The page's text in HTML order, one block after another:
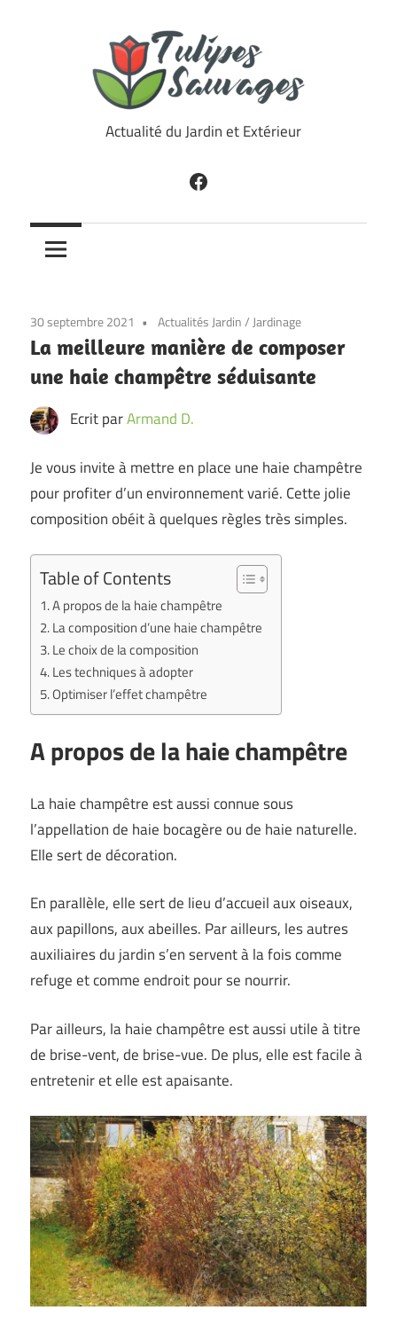
TulipesActualité du Jardin et Extérieur
Facebook
30 septembre 2021 Actualités Jardin/Jardinage
La meilleure manière de composer
une haie champêtre séduisante
Ecrit parArmand D.
Je vous invite à mettre en place une haie champêtre
pour profiter d’un environnement varié. Cette jolie
composition obéit à quelques règles très simples.
Table of Contents
A propos de la haie champêtre
La composition d’une haie champêtre
Le choix de la composition
Les techniques à adopter
Optimiser l’effet champêtre
A propos de la haie champêtre
La haie champêtre est aussi connue sous
l’appellation de haie bocagère ou de haie naturelle.
Elle sert de décoration.
En parallèle, elle sert de lieu d’accueil aux oiseaux,
aux papillons, aux abeilles. Par ailleurs, les autres
auxiliaires du jardin s’en servent à la fois comme
refuge et comme endroit pour se nourrir.
Par ailleurs, la haie champêtre est aussi utile à titre
de brise-vent, de brise-vue. De plus, elle est facile à
entretenir et elle est apaisante.